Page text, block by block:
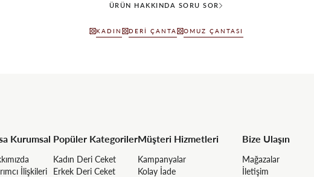
ÜRÜN HAKKINDA SORU SOR
KADIN DERI ÇANTA OMUZ ÇANTASI
Kurumsal
İlişkileri
Popüler Kategoriler
Kadın Deri Ceket
Erkek Deri Ceket
Müşteri Hizmetleri
Kampanyalar
Kolay İade
Bize Ulaşın
Mağazalar
İletişim